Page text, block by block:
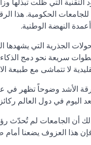
للجامعات الحكومية. هذا
النهضة الوطنية.
الجذرية التي يشهدها
سريعة نحو دمج الذكاء
لا تتماشى مع طبيعة
الأشد وضوحاً تظهر في
في دول العالم ركائز
أن الجامعات لم تُحدّث
هذا العزوف يضعنا أمام